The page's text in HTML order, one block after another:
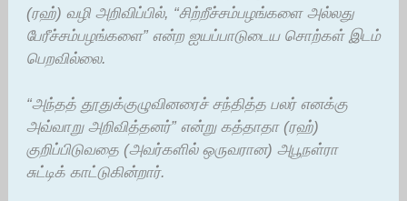
(ரஹ்) வழி அறிவிப்பில், “சிற்றீச்சம்பழங்களை அல்லது
பேரீச்சம்பழங்களை” என்ற ஐயப்பாடுடைய சொற்கள் இடம்
பெறவில்லை.
“அந்தத் தூதுக்குழுவினரைச் சந்தித்த பலர் எனக்கு
அவ்வாறு அறிவித்தனர்” என்று கத்தாதா (ரஹ்)
குறிப்பிடுவதை (அவர்களில் ஒருவரான) அபூநள்ரா
சுட்டிக் காட்டுகின்றார்.